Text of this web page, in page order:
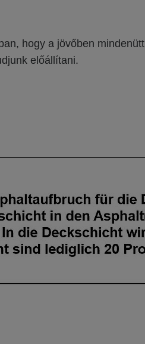
hogy a jövőben mindenütt
előállítani.